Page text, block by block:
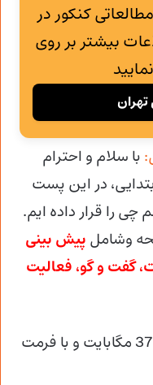
مطالعاتی کنکور در
بیشتر بر روی
تهران
با سلام و احترام
در این پست
چی را قرار داده ایم.
پیش بینی
گفت و گو، فعالیت
حجم فایلی که در مقابل شماست 37 مگابایت و با فرمت